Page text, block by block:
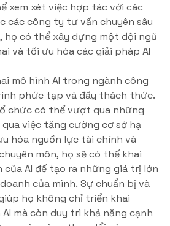
xem xét việc hợp tác với các
các công ty tư vấn chuyên sâu
họ có thể xây dựng một đội ngũ
và tối ưu hóa các giải pháp AI
mô hình AI trong ngành công
phức tạp và đầy thách thức.
chức có thể vượt qua những
việc tăng cường cơ sở hạ
hóa nguồn lực tài chính và
môn, họ sẽ có thể khai
AI để tạo ra những giá trị lớn
của mình. Sự chuẩn bị và
họ không chỉ triển khai
mà còn duy trì khả năng cạnh